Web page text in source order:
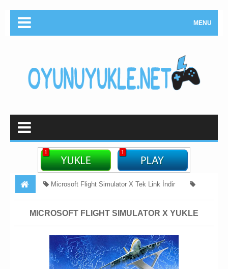
MENU
Microsoft Flight Simulator X Tek Link İndir
MICROSOFT FLIGHT SIMULATOR X YUKLE